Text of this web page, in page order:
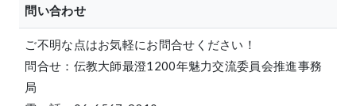
問い合わせ
ご不明な点はお気軽にお問合せください！
問合せ：伝教大師最澄1200年魅力交流委員会推進事務
局